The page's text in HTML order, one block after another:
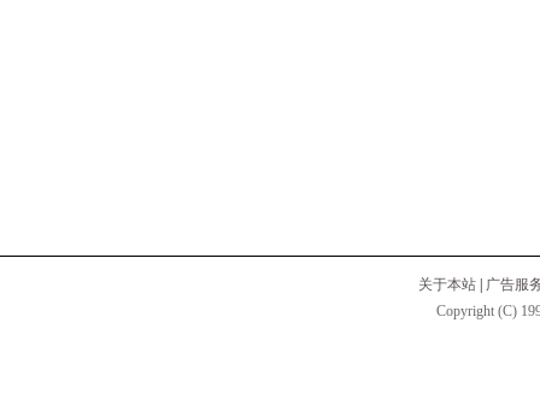
关于本站
广告服
Copyright (C)